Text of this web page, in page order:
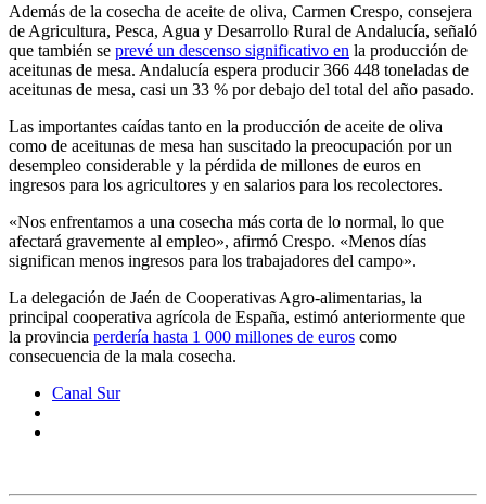
Además de la cosecha de aceite de oliva, Carmen Crespo, consejera
de Agricultura, Pesca, Agua y Desarrollo Rural de Andalucía, señaló
que también se prevé un descenso significativo en la producción de
aceitunas de mesa. Andalucía espera producir 366 448 toneladas de
aceitunas de mesa, casi un 33 % por debajo del total del año pasado.
Las importantes caídas tanto en la producción de aceite de oliva
como de aceitunas de mesa han suscitado la preocupación por un
desempleo considerable y la pérdida de millones de euros en
ingresos para los agricultores y en salarios para los recolectores.
«Nos enfrentamos a una cosecha más corta de lo normal, lo que
afectará gravemente al empleo», afirmó Crespo. «Menos días
significan menos ingresos para los trabajadores del campo».
La delegación de Jaén de Cooperativas Agro-alimentarias, la
principal cooperativa agrícola de España, estimó anteriormente que
la provincia perdería hasta 1 000 millones de euros como
consecuencia de la mala cosecha.
Canal Sur